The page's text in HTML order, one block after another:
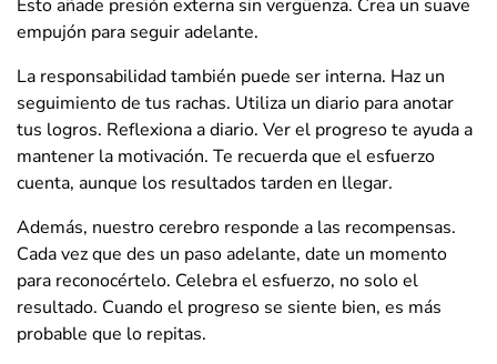
Esto añade presión externa sin vergüenza. Crea un suave
empujón para seguir adelante.
La responsabilidad también puede ser interna. Haz un
seguimiento de tus rachas. Utiliza un diario para anotar
tus logros. Reflexiona a diario. Ver el progreso te ayuda a
mantener la motivación. Te recuerda que el esfuerzo
cuenta, aunque los resultados tarden en llegar.
Además, nuestro cerebro responde a las recompensas.
Cada vez que des un paso adelante, date un momento
para reconocértelo. Celebra el esfuerzo, no solo el
resultado. Cuando el progreso se siente bien, es más
probable que lo repitas.